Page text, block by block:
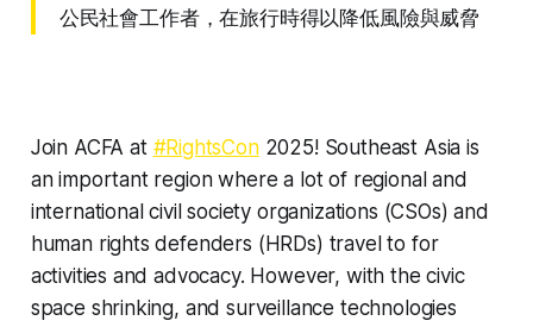
公民社會工作者，在旅行時得以降低風險與威脅
Join ACFA at #RightsCon2025! Southeast Asia is
an important region where a lot of regional and
international civil society organizations (CSOs) and
human rights defenders (HRDs) travel to for
activities and advocacy. However, with the civic
space shrinking, and surveillance technologies